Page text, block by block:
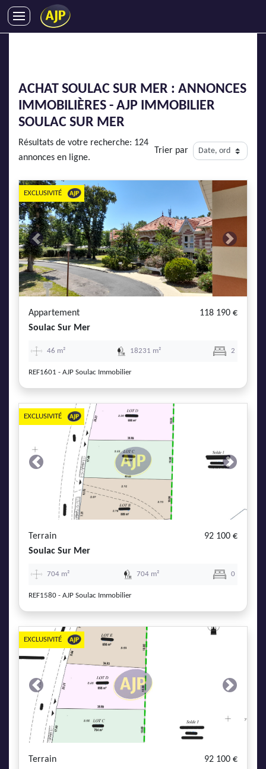
GESTION LOCATIVE
SYNDIC
IMMOBILIER NEUF
ENTREPRISES
DEVENIR FRANCHISÉ
AJP Recrute
AJP Actualités
Service Qualité Clients
ACHAT SOULAC SUR MER : ANNONCES
IMMOBILIÈRES - AJP IMMOBILIER
SOULAC SUR MER
Résultats de votre recherche: 124
annonces en ligne.
Trier par
Previous Next
EXCLUSIVITÉ
Appartement
118 190 €
Soulac Sur Mer
46 m² 18231 m² 2
REF1601 - AJP Soulac Immobilier
Previous Next
EXCLUSIVITÉ
Terrain
92 100 €
Soulac Sur Mer
704 m² 704 m² 0
REF1580 - AJP Soulac Immobilier
Previous Next
EXCLUSIVITÉ
Terrain
92 100 €